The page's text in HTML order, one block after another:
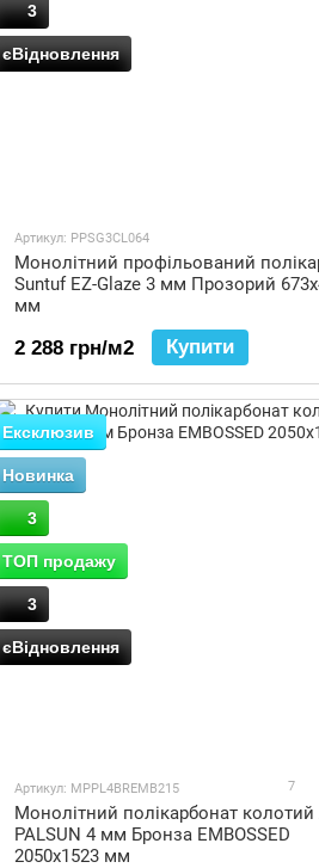
3
єВідновлення
Артикул: PPSG3CL064
Монолітний профільований
Suntuf EZ-Glaze 3 мм Прозорий
мм
2 288 грн/м2 Купити
Ексклюзив
Новинка
3
ТОП продажу
3
єВідновлення
Артикул: MPPL4BREMB215 7
Монолітний полікарбонат колотий
PALSUN 4 мм Бронза EMBOSSED
2050x1523 мм